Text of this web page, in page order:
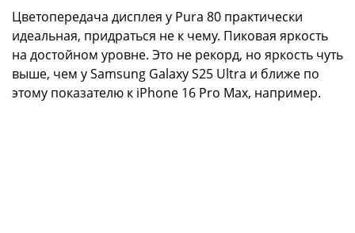
Цветопередача дисплея у Pura 80 практически
идеальная, придраться не к чему. Пиковая яркость
на достойном уровне. Это не рекорд, но яркость чуть
выше, чем у Samsung Galaxy S25 Ultra и ближе по
этому показателю к iPhone 16 Pro Max, например.